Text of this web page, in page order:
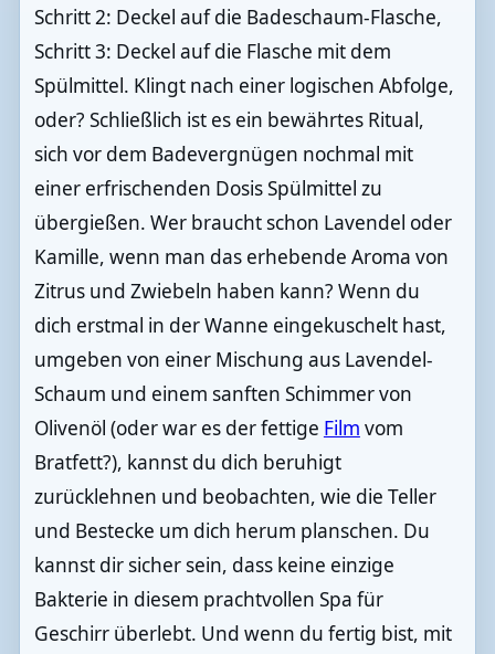
Schritt 2: Deckel auf die Badeschaum-Flasche,
Schritt 3: Deckel auf die Flasche mit dem
Spülmittel. Klingt nach einer logischen Abfolge,
oder? Schließlich ist es ein bewährtes Ritual,
sich vor dem Badevergnügen nochmal mit
einer erfrischenden Dosis Spülmittel zu
übergießen. Wer braucht schon Lavendel oder
Kamille, wenn man das erhebende Aroma von
Zitrus und Zwiebeln haben kann? Wenn du
dich erstmal in der Wanne eingekuschelt hast,
umgeben von einer Mischung aus Lavendel-
Schaum und einem sanften Schimmer von
Olivenöl (oder war es der fettige Film vom
Bratfett?), kannst du dich beruhigt
zurücklehnen und beobachten, wie die Teller
und Bestecke um dich herum planschen. Du
kannst dir sicher sein, dass keine einzige
Bakterie in diesem prachtvollen Spa für
Geschirr überlebt. Und wenn du fertig bist, mit